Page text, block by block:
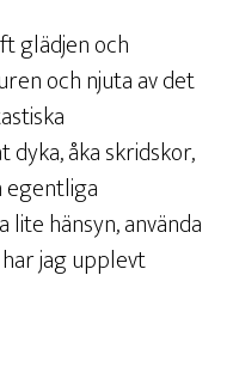
glädjen och
och njuta av det
åka skridskor,
egentliga
lite hänsyn, använda
jag upplevt